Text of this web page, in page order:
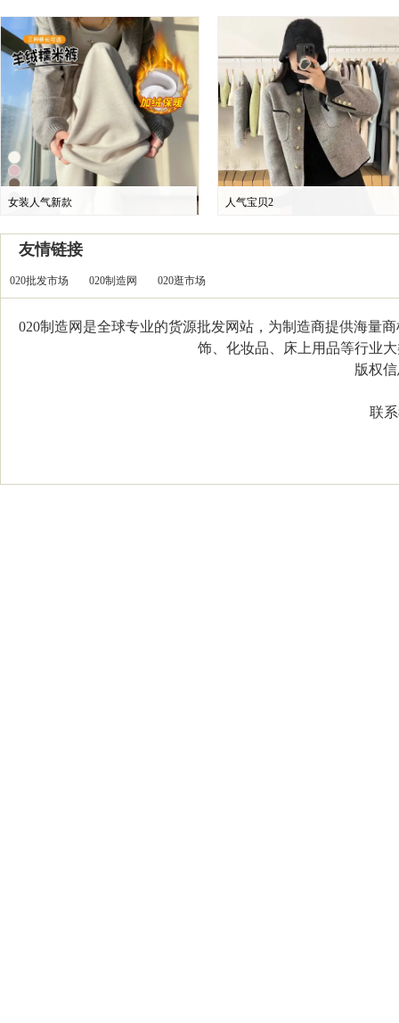
女装人气新款 人气宝贝2
友情链接
020批发市场 020制造网 020逛市场
020制造网是全球专业的货源批发网站，为制造商提供海量
饰、化妆品、床上用品等行业
版权信
联